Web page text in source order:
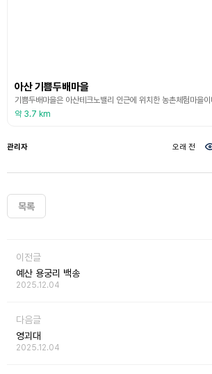
아산 기쁨두배마을
약 3.7 km
관리자 오래 전
목록
이전글
예산 용궁리 백송
2025.12.04
다음글
영괴대
2025.12.04